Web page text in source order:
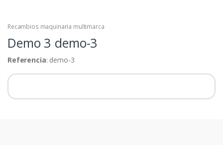
Recambios maquinaria multimarca
Demo 3 demo-3
Referencia: demo-3